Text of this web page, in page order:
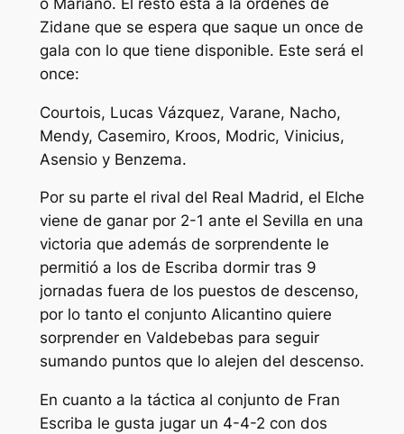
Zidane que se espera que saque un once de
gala con lo que tiene disponible. Este será el
once:
Courtois, Lucas Vázquez, Varane, Nacho,
Mendy, Casemiro, Kroos, Modric, Vinicius,
Asensio y Benzema.
Por su parte el rival del Real Madrid, el Elche
viene de ganar por 2-1 ante el Sevilla en una
victoria que además de sorprendente le
permitió a los de Escriba dormir tras 9
jornadas fuera de los puestos de descenso,
por lo tanto el conjunto Alicantino quiere
sorprender en Valdebebas para seguir
sumando puntos que lo alejen del descenso.
En cuanto a la táctica al conjunto de Fran
Escriba le gusta jugar un 4-4-2 con dos